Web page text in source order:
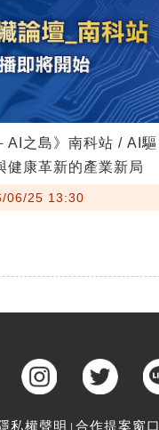
AI之島》南科站 / AI驅
健康革新的產業新局
06/25 13:30
私權聲明 合作提案窗口